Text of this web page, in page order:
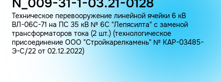
Техническое перевооружение линейной ячейки 6 кВ
ВЛ-06C-71 на ПС 35 кВ № 6С "Лепясилта" с заменой
трансформаторов тока (2 шт.) (технологическое
присоединение ООО "Стройкарелкамень" № КАР-03485-
Э-С/22 от 02.12.2022)